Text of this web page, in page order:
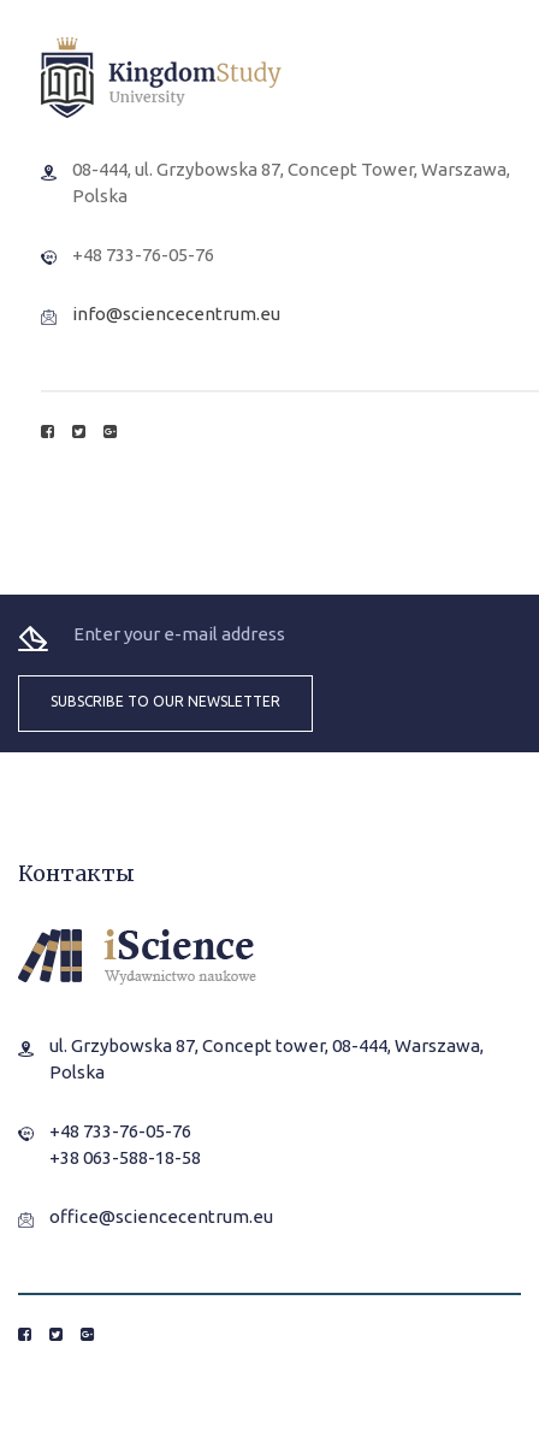
08-444, ul. Grzybowska 87, Concept Tower, Warszawa,
Polska
+48 733-76-05-76
info@sciencecentrum.eu
Контакты
ul. Grzybowska 87, Concept tower, 08-444, Warszawa,
Polska
+48 733-76-05-76
+38 063-588-18-58
office@sciencecentrum.eu